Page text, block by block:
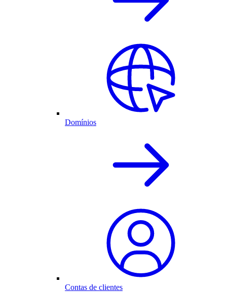
Domínios
Contas de clientes